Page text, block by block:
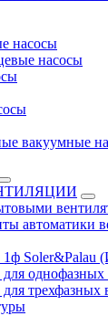
насосы
насосы
вакуумные
автоматики
1ф Soler&Palau
для однофазных
трехфазных